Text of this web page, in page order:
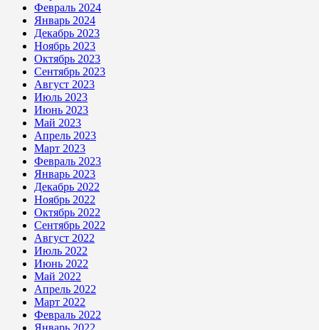
Февраль 2024
Январь 2024
Декабрь 2023
Ноябрь 2023
Октябрь 2023
Сентябрь 2023
Август 2023
Июль 2023
Июнь 2023
Май 2023
Апрель 2023
Март 2023
Февраль 2023
Январь 2023
Декабрь 2022
Ноябрь 2022
Октябрь 2022
Сентябрь 2022
Август 2022
Июль 2022
Июнь 2022
Май 2022
Апрель 2022
Март 2022
Февраль 2022
Январь 2022